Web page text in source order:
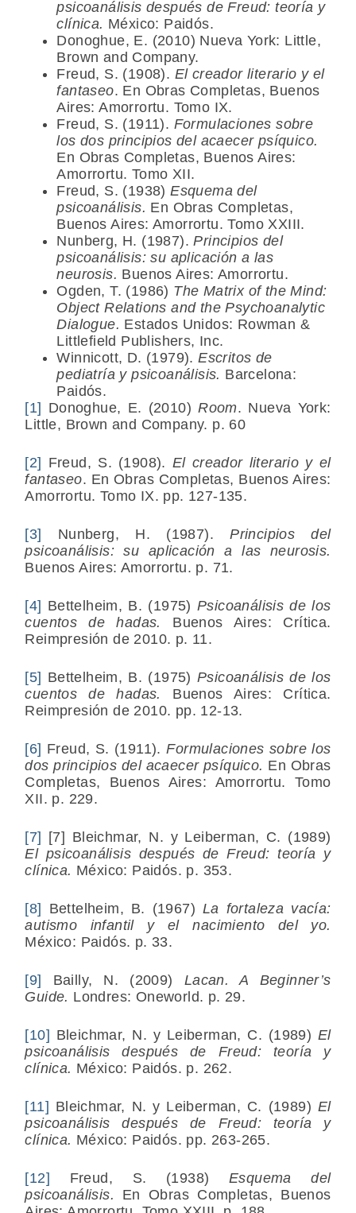
psicoanálisis después de Freud: teoría y
clínica. México: Paidós.
Donoghue, E. (2010) Nueva York: Little,
Brown and Company.
Freud, S. (1908). El creador literario y el
fantaseo. En Obras Completas, Buenos
Aires: Amorrortu. Tomo IX.
Freud, S. (1911). Formulaciones sobre
los dos principios del acaecer psíquico.
En Obras Completas, Buenos Aires:
Amorrortu. Tomo XII.
Freud, S. (1938)Esquema del
psicoanálisis. En Obras Completas,
Buenos Aires: Amorrortu. Tomo XXIII.
Nunberg, H. (1987).Principios del
psicoanálisis: su aplicación a las
neurosis. Buenos Aires: Amorrortu.
Ogden, T. (1986) The Matrix of the Mind:
Object Relations and the Psychoanalytic
Dialogue. Estados Unidos: Rowman &
Littlefield Publishers, Inc.
Winnicott, D. (1979).Escritos de
pediatría y psicoanálisis. Barcelona:
Paidós.
[1] Donoghue, E. (2010)Room. Nueva York:
Little, Brown and Company. p. 60
[2] Freud, S. (1908). El creador literario y el
fantaseo. En Obras Completas, Buenos Aires:
Amorrortu. Tomo IX. pp. 127-135.
[3] Nunberg, H. (1987).Principios del
psicoanálisis: su aplicación a las neurosis.
Buenos Aires: Amorrortu. p. 71.
[4] Bettelheim, B. (1975)Psicoanálisis de los
cuentos de hadas. Buenos Aires: Crítica.
Reimpresión de 2010. p. 11.
[5] Bettelheim, B. (1975)Psicoanálisis de los
cuentos de hadas. Buenos Aires: Crítica.
Reimpresión de 2010. pp. 12-13.
[6] Freud, S. (1911).Formulaciones sobre los
dos principios del acaecer psíquico. En Obras
Completas, Buenos Aires: Amorrortu. Tomo
XII. p. 229.
[7] [7] Bleichmar, N. y Leiberman, C. (1989)
El psicoanálisis después de Freud: teoría y
clínica. México: Paidós. p. 353.
[8] Bettelheim, B. (1967) La fortaleza vacía:
autismo infantil y el nacimiento del yo.
México: Paidós. p. 33.
[9] Bailly, N. (2009) Lacan. A Beginner’s
Guide. Londres: Oneworld. p. 29.
[10] Bleichmar, N. y Leiberman, C. (1989) El
psicoanálisis después de Freud: teoría y
clínica. México: Paidós. p. 262.
[11] Bleichmar, N. y Leiberman, C. (1989) El
psicoanálisis después de Freud: teoría y
clínica. México: Paidós. pp. 263-265.
[12] Freud, S. (1938)Esquema del
psicoanálisis. En Obras Completas, Buenos